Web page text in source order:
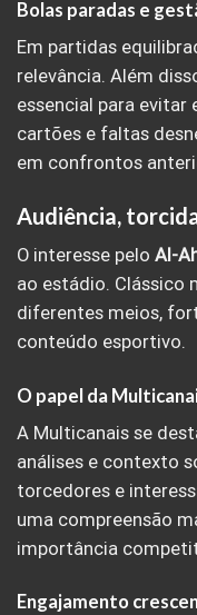
Bolas paradas e
Em partidas
relevância. Além
essencial para evitar
cartões e faltas
em confrontos
Audiência,
O interesse pelo Al-
ao estádio. Clássico
diferentes meios,
conteúdo esportivo.
O papel da
A Multicanais se
análises e contexto
torcedores e
uma compreensão
importância
Engajamento